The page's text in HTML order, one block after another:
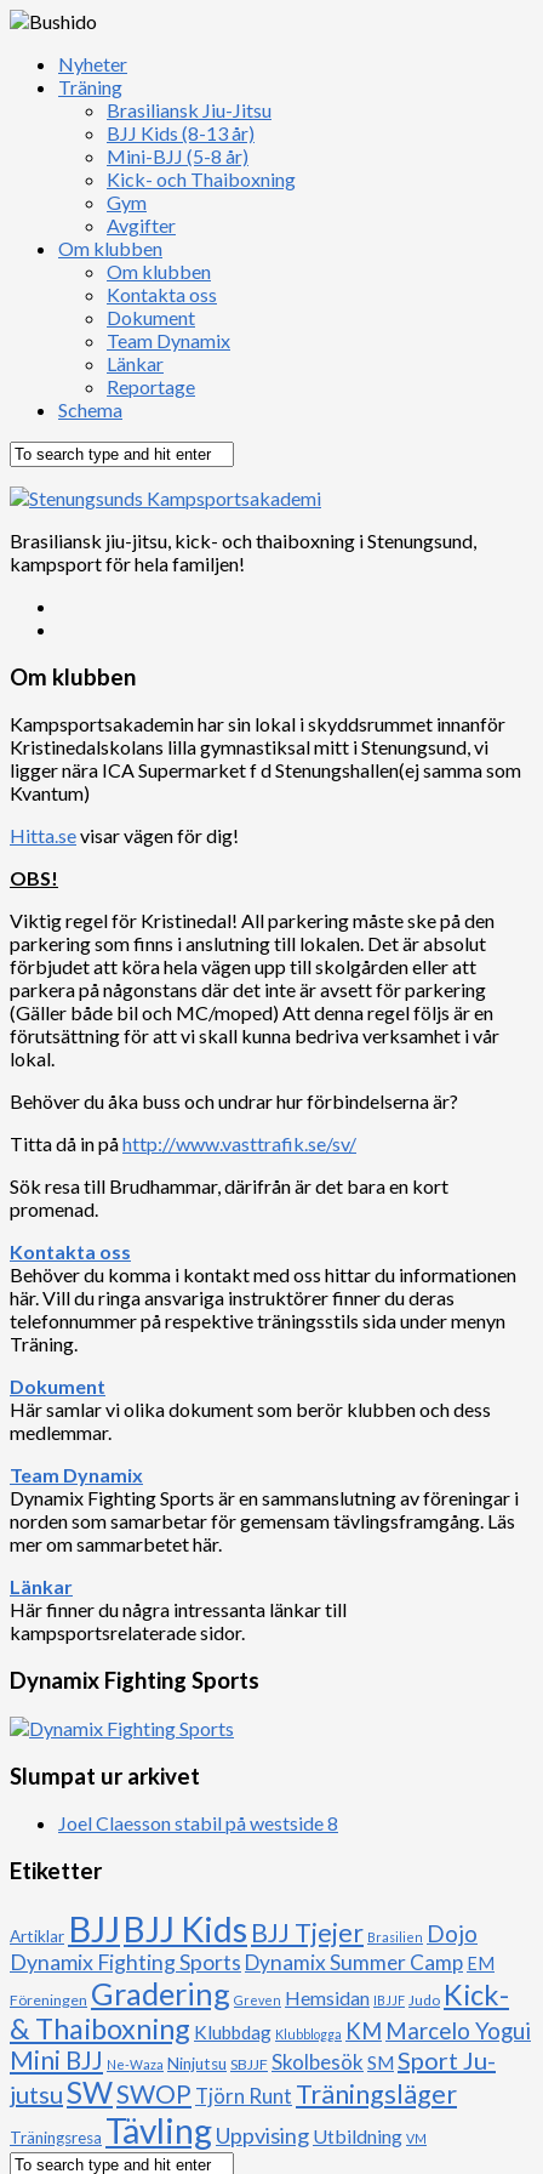
Nyheter
Träning
Brasiliansk Jiu-Jitsu
BJJ Kids (8-13 år)
Mini-BJJ (5-8 år)
Kick- och Thaiboxning
Gym
Avgifter
Om klubben
Om klubben
Kontakta oss
Dokument
Team Dynamix
Länkar
Reportage
Schema
Brasiliansk jiu-jitsu, kick- och thaiboxning i Stenungsund,
kampsport för hela familjen!
Om klubben
Kampsportsakademin har sin lokal i skyddsrummet innanför
Kristinedalskolans lilla gymnastiksal mitt i Stenungsund, vi
ligger nära ICA Supermarket f d Stenungshallen(ej samma som
Kvantum)
Hitta.sevisar vägen för dig!
OBS!
Viktig regel för Kristinedal! All parkering måste ske på den
parkering som finns i anslutning till lokalen. Det är absolut
förbjudet att köra hela vägen upp till skolgården eller att
parkera på någonstans där det inte är avsett för parkering
(Gäller både bil och MC/moped) Att denna regel följs är en
förutsättning för att vi skall kunna bedriva verksamhet i vår
lokal.
Behöver du åka buss och undrar hur förbindelserna är?
Titta då in påhttp://www.vasttrafik.se/sv/
Sök resa till Brudhammar, därifrån är det bara en kort
promenad.
Kontakta oss
Behöver du komma i kontakt med oss hittar du informationen
här. Vill du ringa ansvariga instruktörer finner du deras
telefonnummer på respektive träningsstils sida under menyn
Träning.
Dokument
Här samlar vi olika dokument som berör klubben och dess
medlemmar.
Team Dynamix
Dynamix Fighting Sports är en sammanslutning av föreningar i
norden som samarbetar för gemensam tävlingsframgång. Läs
mer om sammarbetet här.
Länkar
Här finner du några intressanta länkar till
kampsportsrelaterade sidor.
Dynamix Fighting Sports
Slumpat ur arkivet
Joel Claesson stabil på westside 8
Etiketter
Artiklar BJJ BJJ Kids BJJ Tjejer Brasilien Dojo
Dynamix Fighting Sports Dynamix Summer Camp EM
Föreningen Gradering Greven Hemsidan IBJJF Judo Kick-
& Thaiboxning Klubbdag Klubblogga KM Marcelo Yogui
Mini BJJ Ne-Waza Ninjutsu SBJJF Skolbesök SM Sport Ju-
jutsuSWSWOP Tjörn Runt Träningsläger
Träningsresa TävlingUppvising Utbildning VM